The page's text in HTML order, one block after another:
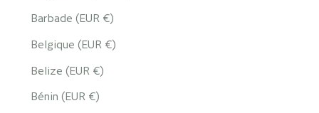
Barbade (EUR €)
Belgique (EUR €)
Belize (EUR €)
Bénin (EUR €)